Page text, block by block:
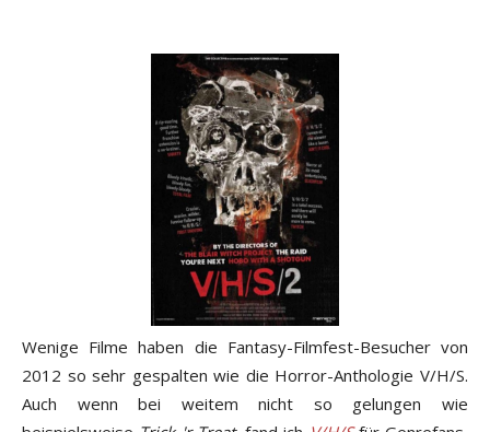
Wenige Filme haben die Fantasy-Filmfest-Besucher von
2012 so sehr gespalten wie die Horror-Anthologie V/H/S.
Auch wenn bei weitem nicht so gelungen wie